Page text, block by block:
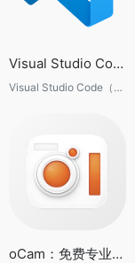
Visual Studio Code下载与使用教程：安装、插件配置、中文设置与开发环境搭建
Visual Studio Code（VS Code）是一款免费轻量级代码编辑器，支持 Windows、Mac、Linux 平台。本文提供 VS Code 下载、安装教程、中文设置、常用插件推荐、开发环境配置以及常见问题解决方法，帮助新手快速开始开发。
oCam：免费专业的 Windows 屏幕录制软件推荐，高清录屏、游戏录制与截图一站式解决方案